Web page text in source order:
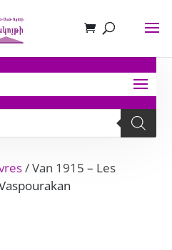
/ Van 1915 – Les